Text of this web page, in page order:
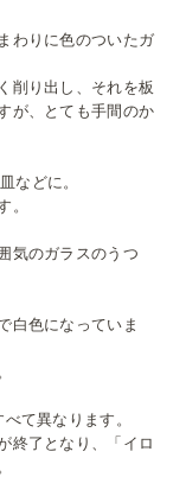
わりに色のついたガ
削り出し、それを板
が、とても手間のか
などに。
。
気のガラスのうつ
白色になっていま
て異なります。
終了となり、「イロ